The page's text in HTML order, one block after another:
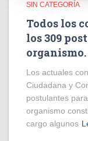
SIN CATEGORÍA
Todos los
los 309
organismo.
Los actuales
Ciudadana y
postulantes
organismo
cargo algunos